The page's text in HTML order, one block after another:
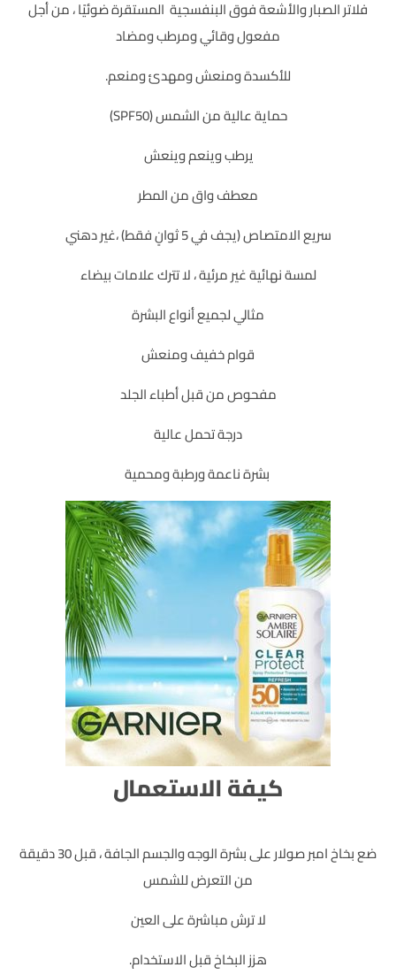
فلاتر الصبار والأشعة فوق البنفسجية المستقرة ضوئيًا ، من أجل
مفعول وقائي ومرطب ومضاد
للأكسدة ومنعش ومهدئ ومنعم.
حماية عالية من الشمس (SPF50)
يرطب وينعم وينعش
معطف واق من المطر
سريع الامتصاص (يجف في 5 ثوانٍ فقط) ،غير دهني
لمسة نهائية غير مرئية ، لا تترك علامات بيضاء
مثالي لجميع أنواع البشرة
قوام خفيف ومنعش
مفحوص من قبل أطباء الجلد
درجة تحمل عالية
بشرة ناعمة ورطبة ومحمية
كيفة الاستعمال
ضع بخاخ امبر صولار على بشرة الوجه والجسم الجافة ، قبل 30 دقيقة
من التعرض للشمس
لا ترش مباشرة على العين
هزز البخاخ قبل الاستخدام.